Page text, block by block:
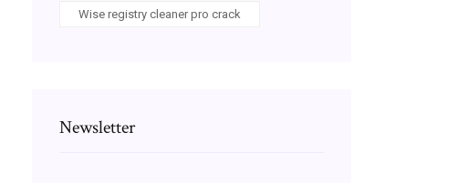
Wise registry cleaner pro crack
Newsletter